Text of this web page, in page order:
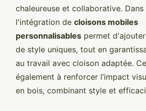
chaleureuse et collaborative. Dans
l'intégration de cloisons mobiles
personnalisables permet
de style uniques, tout en
au travail avec cloison adaptée.
également à renforcer l’impact
en bois, combinant style et